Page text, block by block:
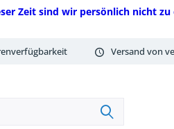
Zeit sind wir persönlich nicht
Versand von